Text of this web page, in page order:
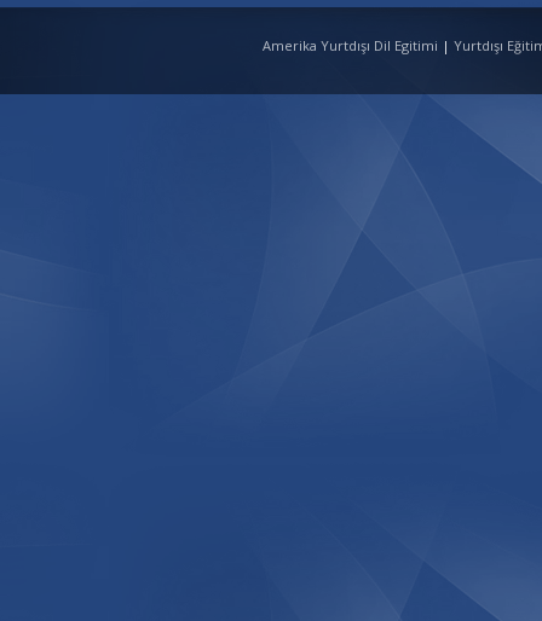
Amerika Yurtdışı Dil Egitimi | Yurtdışı